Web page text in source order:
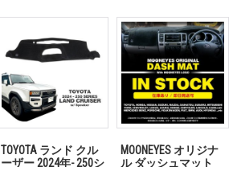
TOYOTA ランド クル
ーザー 2024年- 250シ
MOONEYES オリジナ
ル ダッシュマット